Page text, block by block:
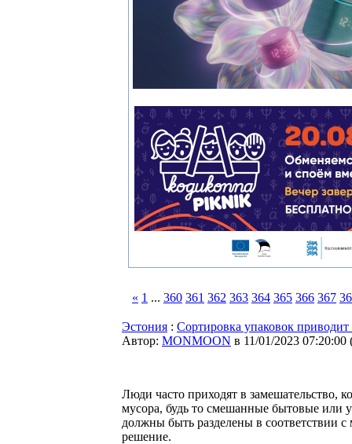
« 1 ... 360 361 362 363 364 365 366 367
Эстония : Сортировка упаковок приводит
Автор: MONMOON в 11/01/2023 07:20:00
Люди часто приходят в замешательство,
мусора, будь то смешанные бытовые или
должны быть разделены в соответствии
решение.